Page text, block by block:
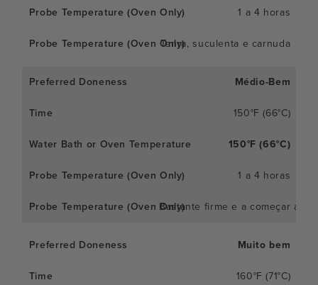
1 a 4 horas
Tenra, suculenta e carnuda
Médio-Bem
150°F (66°C)
150°F (66°C)
1 a 4 horas
Bastante firme e a começar a
Muito bem
160°F (71°C)